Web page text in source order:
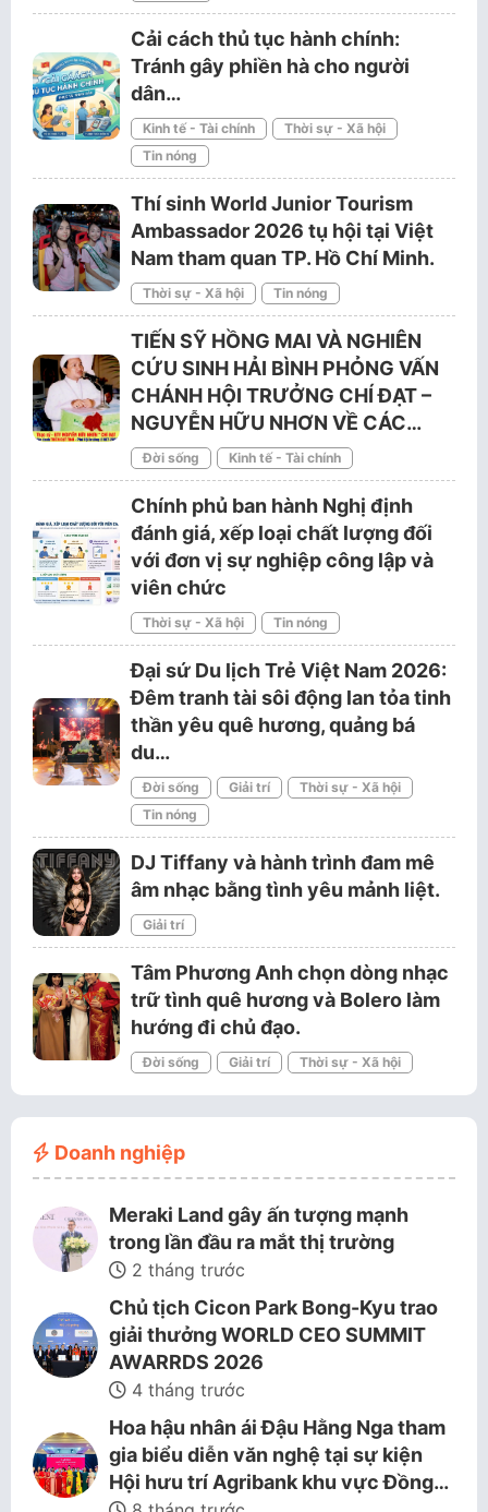
Cải cách thủ tục hành chính:
Tránh gây phiền hà cho người
dân…
Kinh tế - Tài chính
Thời sự - Xã hội
Tin nóng
Thí sinh World Junior Tourism
Ambassador 2026 tụ hội tại Việt
Nam tham quan TP. Hồ Chí Minh.
Thời sự - Xã hội Tin nóng
TIẾN SỸ HỒNG MAI VÀ NGHIÊN
CỨU SINH HẢI BÌNH PHỎNG VẤN
CHÁNH HỘI TRƯỞNG CHÍ ĐẠT –
NGUYỄN HỮU NHƠN VỀ CÁC…
Đời sống Kinh tế - Tài chính
Chính phủ ban hành Nghị định
đánh giá, xếp loại chất lượng đối
với đơn vị sự nghiệp công lập và
viên chức
Thời sự - Xã hội Tin nóng
Đại sứ Du lịch Trẻ Việt Nam 2026:
Đêm tranh tài sôi động lan tỏa tinh
thần yêu quê hương, quảng bá
du…
Đời sống Giải trí
Thời sự - Xã hội
Tin nóng
DJ Tiffany và hành trình đam mê
âm nhạc bằng tình yêu mảnh liệt.
Giải trí
Tâm Phương Anh chọn dòng nhạc
trữ tình quê hương và Bolero làm
hướng đi chủ đạo.
Đời sống Giải trí Thời sự - Xã hội
Doanh nghiệp
Meraki Land gây ấn tượng mạnh
trong lần đầu ra mắt thị trường
2 tháng trước
Chủ tịch Cicon Park Bong-Kyu trao
giải thưởng WORLD CEO SUMMIT
AWARRDS 2026
4 tháng trước
Hoa hậu nhân ái Đậu Hằng Nga tham
gia biểu diễn văn nghệ tại sự kiện
Hội hưu trí Agribank khu vực Đồng…